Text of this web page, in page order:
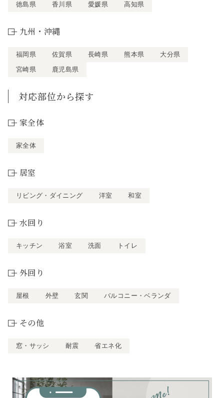
徳島県 香川県 愛媛県 高知県
九州・沖縄
福岡県 佐賀県 長崎県 熊本県
大分県
宮崎県
鹿児島県
対応部位から探す
家全体
家全体
居室
リビング・ダイニング 洋室 和室
水回り
キッチン 浴室 洗面 トイレ
外回り
屋根 外壁 玄関 バルコニー・ベランダ
その他
窓・サッシ 耐震 省エネ化